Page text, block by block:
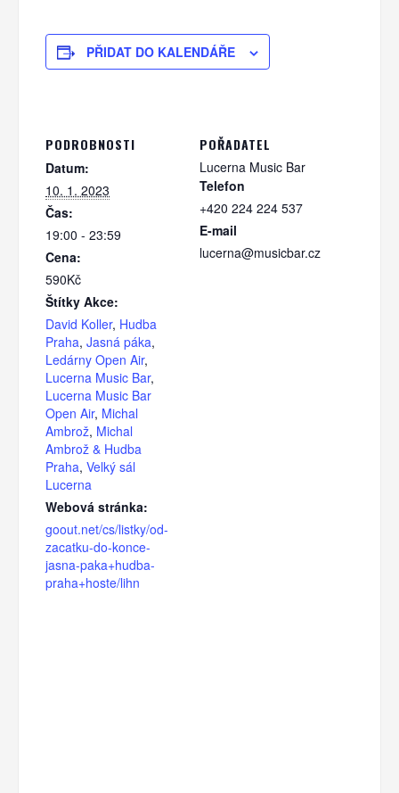
PŘIDAT DO KALENDÁŘE
PODROBNOSTI
Datum:
10. 1. 2023
Čas:
19:00 - 23:59
Cena:
590Kč
Štítky Akce:
David Koller, Hudba
Praha, Jasná páka,
Ledárny Open Air,
Lucerna Music Bar,
Lucerna Music Bar
Open Air, Michal
Ambrož, Michal
Ambrož & Hudba
Praha, Velký sál
Lucerna
Webová stránka:
goout.net/cs/listky/od-
zacatku-do-konce-
jasna-paka+hudba-
praha+hoste/lihn
POŘADATEL
Lucerna Music Bar
Telefon
+420 224 224 537
E-mail
lucerna@musicbar.cz